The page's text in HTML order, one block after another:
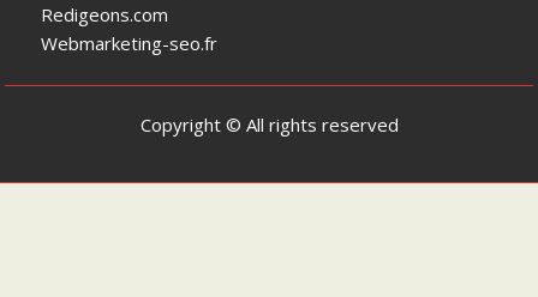
Redigeons.com
Webmarketing-seo.fr
Copyright © All rights reserved